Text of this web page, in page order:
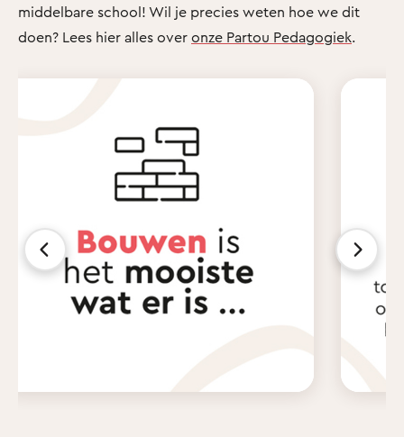
middelbare school! Wil je precies weten hoe we dit
doen? Lees hier alles over onze Partou Pedagogiek.